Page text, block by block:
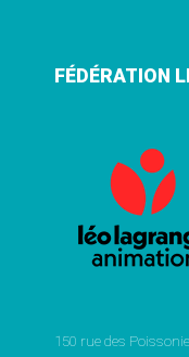
FÉDÉRATION
150 rue des